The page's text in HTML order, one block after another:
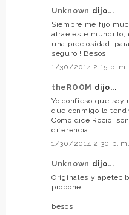
Unknown dijo...
Siempre me fijo
atrae este mundillo,
una preciosidad,
seguro!! Besos
1/30/2014 2:15 p. m.
theROOM dijo...
Yo confieso que soy
que conmigo lo
Como dice Rocío,
diferencia.
1/30/2014 2:30 p. m.
Unknown dijo...
Originales y
propone!
besos